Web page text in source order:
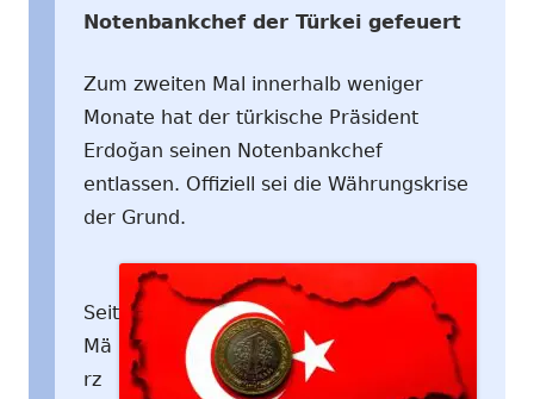
Notenbankchef der Türkei gefeuert
Zum zweiten Mal innerhalb weniger
Monate hat der türkische Präsident
Erdoğan seinen Notenbankchef
entlassen. Offiziell sei die Währungskrise
der Grund.
Seit
Mä
rz